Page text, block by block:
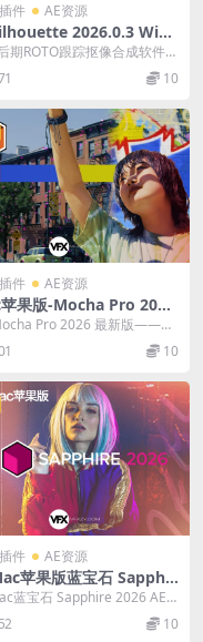
件 AE资源
2026.0.3 Win/
Linux 电影级Roto智能
软件 + AE/PR/达芬奇/Ve
件套装
期ROTO跟踪抠像合成软件A
达芬奇/VEGAS/OFX插件 Bo...
10
件 AE资源
果版-Mocha Pro 202
摄像机反求跟踪软件+A
AVX插件
Pro 2026 最新版——AI
追踪与智能抠像的新巅峰 M...
10
件 AE资源
苹果版蓝宝石 Sapphir
AE/PR/PS/达芬奇/
Vegas/Avid/OFX视频
场插件 英文版/破解版 I
蓝宝石 Sapphire 2026 AE/P
10